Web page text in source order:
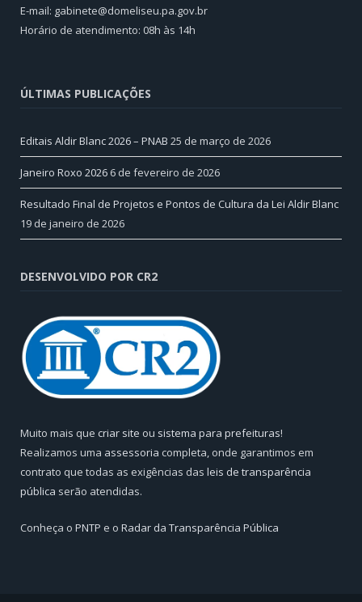
E-mail: gabinete@domeliseu.pa.gov.br
Horário de atendimento: 08h às 14h
ÚLTIMAS PUBLICAÇÕES
Editais Aldir Blanc 2026 – PNAB 25 de março de 2026
Janeiro Roxo 2026 6 de fevereiro de 2026
Resultado Final de Projetos e Pontos de Cultura da Lei Aldir Blanc
19 de janeiro de 2026
DESENVOLVIDO POR CR2
Muito mais que criar site ou sistema para prefeituras!
Realizamos uma assessoria completa, onde garantimos em
contrato que todas as exigências das leis de transparência
pública serão atendidas.
Conheça o PNTP e o Radar da Transparência Pública